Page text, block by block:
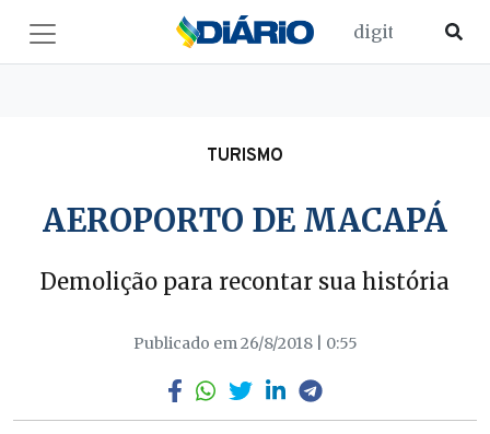
TURISMO
AEROPORTO DE MACAPÁ
Demolição para recontar sua história
Publicado em 26/8/2018 | 0:55